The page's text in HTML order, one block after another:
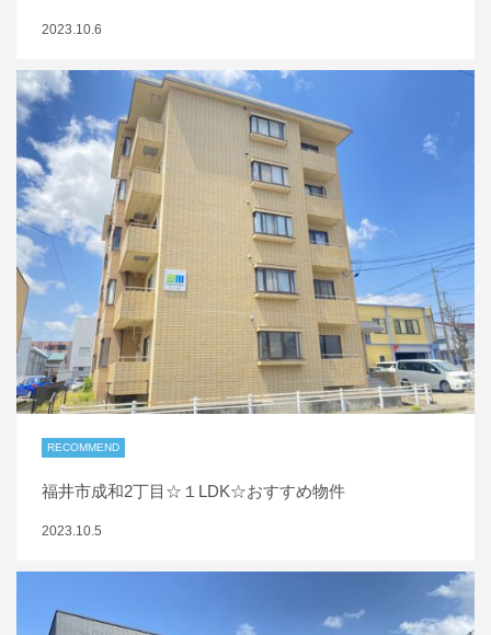
2023.10.6
RECOMMEND
福井市成和2丁目☆１LDK☆おすすめ物件
2023.10.5